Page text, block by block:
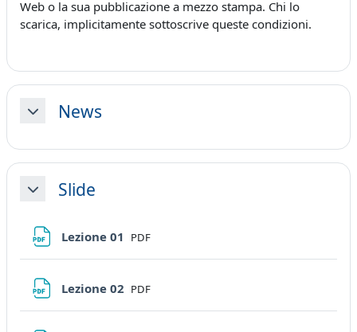
Web o la sua pubblicazione a mezzo stampa. Chi lo
scarica, implicitamente sottoscrive queste condizioni.
MinimizzaNews
Minimizza
Slide
Lezione 01 File
PDF
Lezione 02 File
PDF